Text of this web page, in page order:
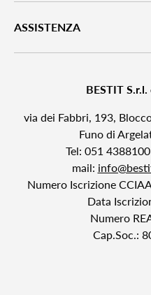
ASSISTENZA
BESTIT
via dei Fabbri, 193,
Funo di
Tel: 051
mail:
Numero Iscrizione
Data
Numero
Cap.Soc.: